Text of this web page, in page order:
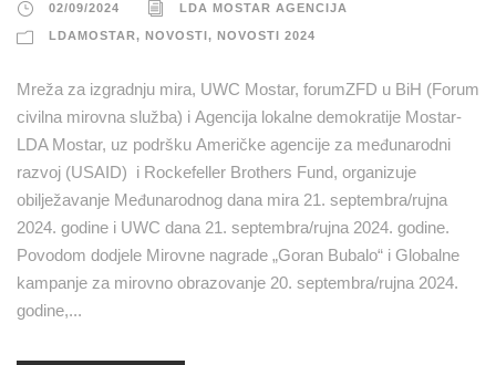
02/09/2024 LDA MOSTAR AGENCIJA
LDAMOSTAR, NOVOSTI , NOVOSTI 2024
Mreža za izgradnju mira, UWC Mostar, forumZFD u BiH (Forum
civilna mirovna služba) i Agencija lokalne demokratije Mostar-
LDA Mostar, uz podršku Američke agencije za međunarodni
razvoj (USAID) i Rockefeller Brothers Fund, organizuje
obilježavanje Međunarodnog dana mira 21. septembra/rujna
2024. godine i UWC dana 21. septembra/rujna 2024. godine.
Povodom dodjele Mirovne nagrade „Goran Bubalo“ i Globalne
kampanje za mirovno obrazovanje 20. septembra/rujna 2024.
godine,...